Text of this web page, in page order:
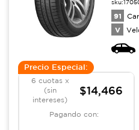
sku:
91
V
Precio Especial:
6 cuotas x
(sin
intereses)
$14,466
Pagando con: